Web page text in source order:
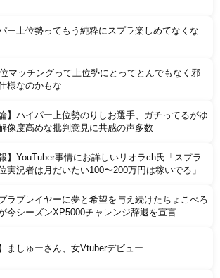
ー上位勢ってもう純粋にスプラ楽しめてなくな
マッチングって上位勢にとってとんでもなく邪
様なのかもな
論】ハイパー上位勢のりしお選手、ガチってるがゆ
像度高めな批判意見に共感の声多数
報】YouTuber事情にお詳しいリオラch氏「スプラ
実況者は月だいたい100〜200万円は稼いでる」
ラプレイヤーに夢と希望を与え続けたちょこぺろ
今シーズンXP5000チャレンジ辞退を宣言
】ましゅーさん、女Vtuberデビュー